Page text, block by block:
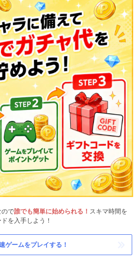
ので誰でも簡単に始められる！ スキマ時間を
を入手しよう！
ゲームをプレイする！